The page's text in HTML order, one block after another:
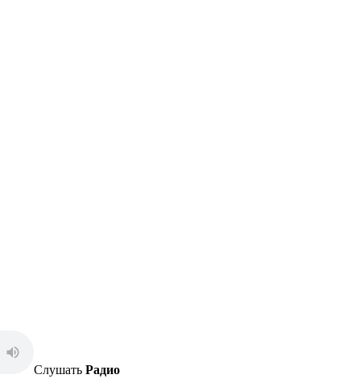
Слушать Радио